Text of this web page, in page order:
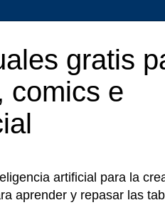
gratis
comics e
artificial para la
aprender y repasar las